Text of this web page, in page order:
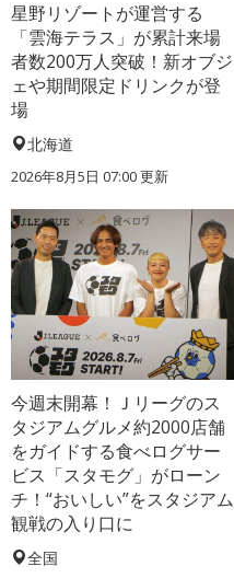
星野リゾートが運営する
「雲海テラス」が累計来場
者数200万人突破！新オブジ
ェや期間限定ドリンクが登
場
北海道
2026年8月5日 07:00更新
今週末開幕！Ｊリーグのス
タジアムグルメ約2000店舗
をガイドする食べログサー
ビス「スタモグ」がローン
チ！“おいしい”をスタジアム
観戦の入り口に
全国